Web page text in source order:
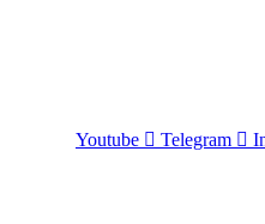
Youtube Telegram